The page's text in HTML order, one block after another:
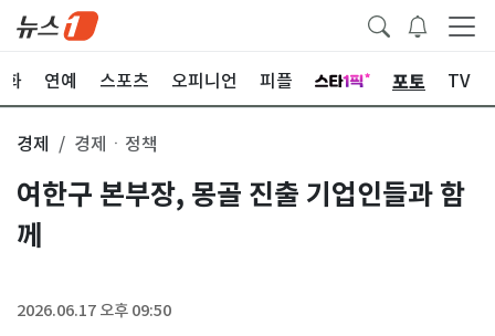
화 연예 스포츠 오피니언 피플 포토 TV
경제 경제ㆍ정책
여한구 본부장, 몽골 진출 기업인들과 함
께
2026.06.17 오후 09:50